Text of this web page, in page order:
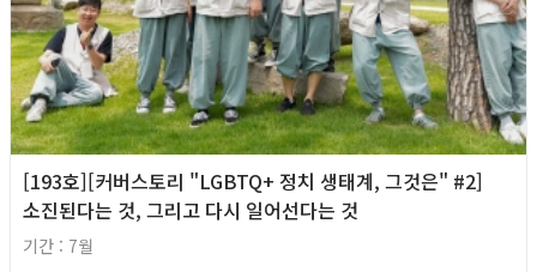
[193호][커버스토리 "LGBTQ+ 정치 생태계, 그것은" #2]
소진된다는 것, 그리고 다시 일어선다는 것
기간 : 7월